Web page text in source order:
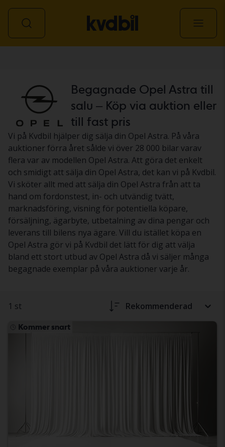
Begagnade Opel Astra till
salu – Köp via auktion eller
till fast pris
Vi på Kvdbil hjälper dig sälja din Opel Astra. På våra
auktioner förra året sålde vi över 28 000 bilar varav
flera var av modellen Opel Astra. Att göra det enkelt
och smidigt att sälja din Opel Astra, det kan vi på Kvdbil.
Vi sköter allt med att sälja din Opel Astra från att ta
hand om fordonstest, in- och utvändig tvätt,
marknadsföring, visning för potentiella köpare,
försäljning, ägarbyte, utbetalning av dina pengar och
leverans till bilens nya ägare. Vill du istället köpa en
Opel Astra gör vi på Kvdbil det lätt för dig att välja
bland ett stort utbud av Opel Astra då vi säljer många
begagnade exemplar på våra auktioner varje år.
1 st Rekommenderad
Kommer snart